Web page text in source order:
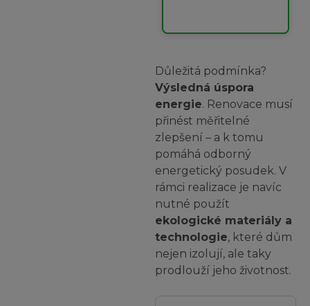
Důležitá podmínka?
Výsledná úspora
energie. Renovace musí
přinést měřitelné
zlepšení – a k tomu
pomáhá odborný
energetický posudek. V
rámci realizace je navíc
nutné použít
ekologické materiály a
technologie, které dům
nejen izolují, ale taky
prodlouží jeho životnost.